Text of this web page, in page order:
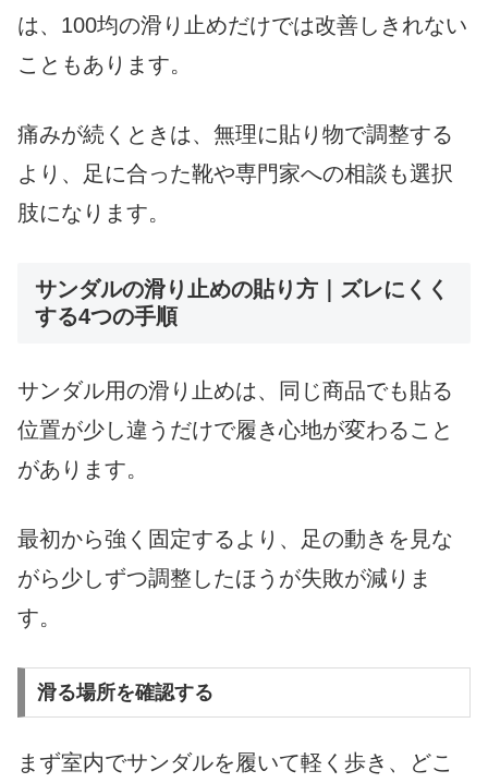
は、100均の滑り止めだけでは改善しきれない
こともあります。
痛みが続くときは、無理に貼り物で調整する
より、足に合った靴や専門家への相談も選択
肢になります。
サンダルの滑り止めの貼り方｜ズレにくく
する4つの手順
サンダル用の滑り止めは、同じ商品でも貼る
位置が少し違うだけで履き心地が変わること
があります。
最初から強く固定するより、足の動きを見な
がら少しずつ調整したほうが失敗が減りま
す。
滑る場所を確認する
まず室内でサンダルを履いて軽く歩き、どこ